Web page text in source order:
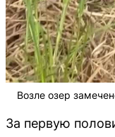
Возле озер
За первую